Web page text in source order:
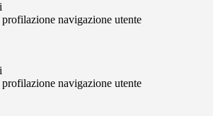
profilazione navigazione utente
profilazione navigazione utente